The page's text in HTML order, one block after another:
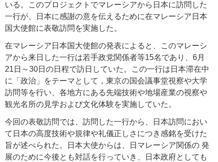
いる。このプロジェクトでマレーシアから日本に訪問した
一行が、日本に感謝の意を伝えるために在マレーシア日本
国大使館に表敬訪問を実施した。
在マレーシア日本国大使館の発表によると、このマレーシ
アから来日した一行は若手政党関係者等15名であり、6月
21日～30日の日程で訪日していた。この一行は日本滞在中
に「政治」をテーマとして，東京の国会議事堂視察や大学
訪問等を行い、各地方にある先端技術や地場産業の視察や
観光名所の見学および文化体験を実施していた。
今回の表敬訪問では、訪問した一行から、日本訪問におい
て日本の高度技術や規律や礼儀正しさにつき感銘を受けた
旨が述べられた。日本大使からは、日マレーシア関係の 発
展のために今後とも対話を行っていき、日本政府としても